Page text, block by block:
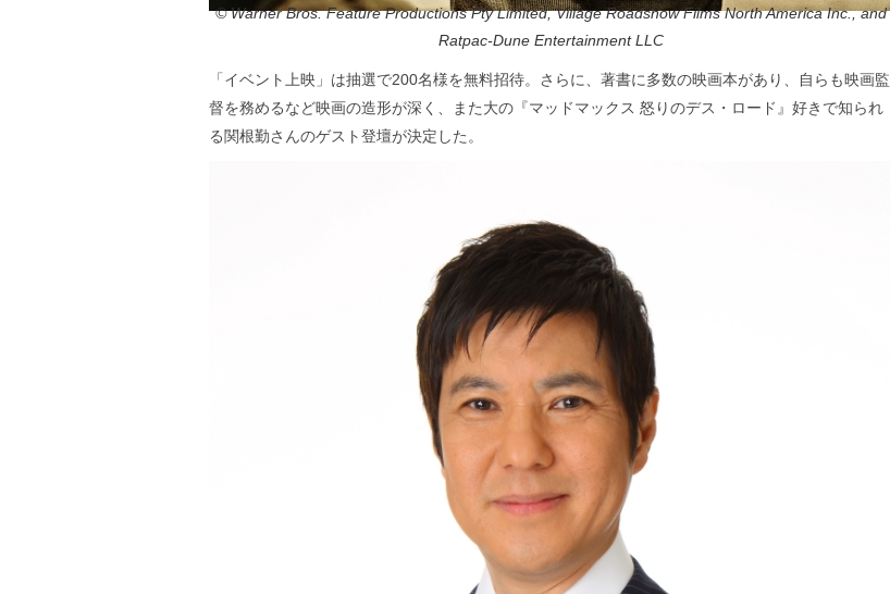
© Warner Bros. Feature Productions Pty Limited, Village Roadshow Films North America Inc., and
Ratpac-Dune Entertainment LLC
「イベント上映」は抽選で200名様を無料招待。さらに、著書に多数の映画本があり、自らも映画監
督を務めるなど映画の造形が深く、また大の『マッドマックス 怒りのデス・ロード』好きで知られ
る関根勤さんのゲスト登壇が決定した。